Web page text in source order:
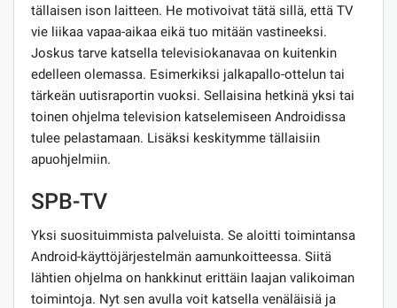
tällaisen ison laitteen. He motivoivat tätä sillä, että TV
vie liikaa vapaa-aikaa eikä tuo mitään vastineeksi.
Joskus tarve katsella televisiokanavaa on kuitenkin
edelleen olemassa. Esimerkiksi jalkapallo-ottelun tai
tärkeän uutisraportin vuoksi. Sellaisina hetkinä yksi tai
toinen ohjelma television katselemiseen Androidissa
tulee pelastamaan. Lisäksi keskitymme tällaisiin
apuohjelmiin.
SPB-TV
Yksi suosituimmista palveluista. Se aloitti toimintansa
Android-käyttöjärjestelmän aamunkoitteessa. Siitä
lähtien ohjelma on hankkinut erittäin laajan valikoiman
toimintoja. Nyt sen avulla voit katsella venäläisiä ja